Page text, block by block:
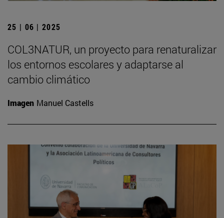
25 | 06 | 2025
COL3NATUR, un proyecto para renaturalizar
los entornos escolares y adaptarse al
cambio climático
Imagen Manuel Castells